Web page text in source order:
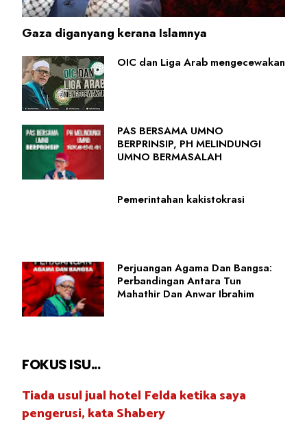
Gaza diganyang kerana Islamnya
OIC dan Liga Arab mengecewakan
PAS BERSAMA UMNO
BERPRINSIP, PH MELINDUNGI
UMNO BERMASALAH
Pemerintahan kakistokrasi
Perjuangan Agama Dan Bangsa:
Perbandingan Antara Tun
Mahathir Dan Anwar Ibrahim
FOKUS ISU...
Tiada usul jual hotel Felda ketika saya
pengerusi, kata Shabery